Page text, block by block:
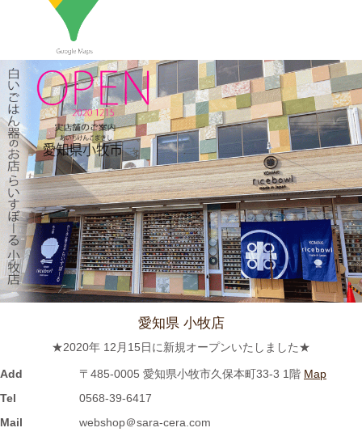
≪おすすめ≫ 少し大きめで使いやすい！カラフルオーバルボー
2023/12/15
≪新着商品≫ 波佐見焼のアップル柄とラフランス柄の小さめテ
ィーポット新入荷しました♪数量限定販売中！！
2023/12/1
≪おすすめ≫ 寒～い朝には、具沢山のあったか～いスープを信
楽焼スープカップでいかがでしょうか？
2023/11/16
≪新着商品≫ 波佐見焼のラフランスとりんごのマグカップ新入
荷しました♪先行販売中！！
2023/11/1
≪再入荷≫窯出し入荷しました♪松助窯 お野菜たっぷり担麺 タン
愛知県 小牧店
★2020年 12月15日に新規オープンいたしました★
Add 〒485-0005 愛知県小牧市久保本町33-3 1階 Map
Tel
0568-39-6417
Mail
webshop＠sara-cera.com